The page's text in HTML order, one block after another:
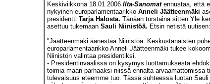
Keskiviikkona 18.01.2006 Ilta-Sanomatennustaa, että
nykyinen europarlamentaarikko Anneli Jäätteenmäki
presidentti Tarja Halosta. Tänään torstaina sitten Yle
asettuu tukemaan Sauli Niinistöä. Etsin netistä uutisen:
"Jäätteenmäki äänestää Niinistöä. Keskustanaisten
europarlamentaarikko Anneli Jäätteenmäki tukee
Niinistön valintaa presidentiksi.
- Presidentinvaalissa on kysymys luottamuksesta
toimia maan parhaaksi niissä ennalta arvaamattomissa
tulevaisuus eteemme tuo. Tässä suhteessa luotan